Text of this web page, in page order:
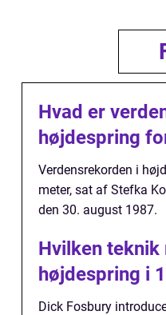
Hvad er
højdespring
Verdensrekorden i
meter, sat af Stefka
den 30. august 1987.
Hvilken
højdespring i
Dick Fosbury